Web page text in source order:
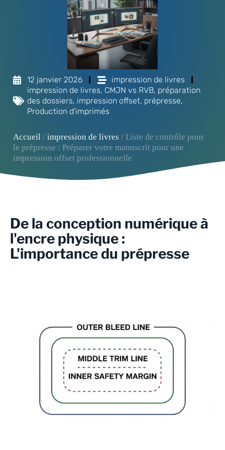
12 janvier 2026
impression de livres
impression de livres, CMJN vs RVB, préparation
des dossiers, impression offset, prépresse,
Production d'imprimés
Accueil/ impression de livres / Liste de contrôle pour
le prépresse : Préparer votre manuscrit pour une
impression offset professionnelle
De la conception numérique à
l'encre physique :
L'importance du prépresse